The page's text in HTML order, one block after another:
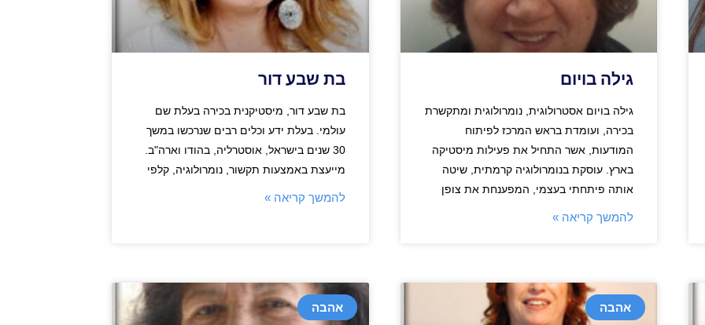
גילה בויום
גילה בויום אסטרולוגית, נומרולוגית ומתקשרת
בכירה, ועומדת בראש המרכז לפיתוח
המודעות, אשר התחיל את פעילות מיסטיקה
בארץ. עוסקת בנומרולוגיה קרמתית, שיטה
אותה פיתחתי בעצמי, המפענחת את צופן
להמשך קריאה »
בת שבע דור
בת שבע דור, מיסטיקנית בכירה בעלת שם
עולמי. בעלת ידע וכלים רבים שנרכשו במשך
30 שנים בישראל, אוסטרליה, בהודו וארה"ב.
מייעצת באמצעות תקשור, נומרולוגיה, קלפי
להמשך קריאה »
אהבה אהבה